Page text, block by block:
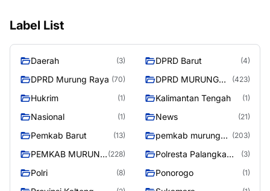
Label List
Daerah (3) DPRD Barut (4)
DPRD Murung Raya (70)
DPRD MURUNG
(423)
Hukrim (1) Kalimantan Tengah (1)
Nasional (1) News (21)
Pemkab Barut (13)
pemkab murung
(203)
PEMKAB MURUNG (228)
Polresta Palangka
(3)
Polri (8) Ponorogo (1)